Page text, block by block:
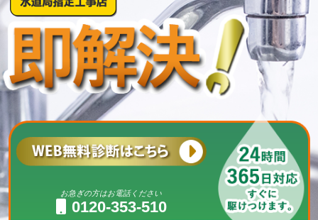
お急ぎの方はお電話ください
0120-353-510